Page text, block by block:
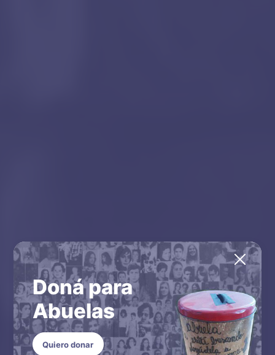
Doná para
Abuelas
Quiero donar